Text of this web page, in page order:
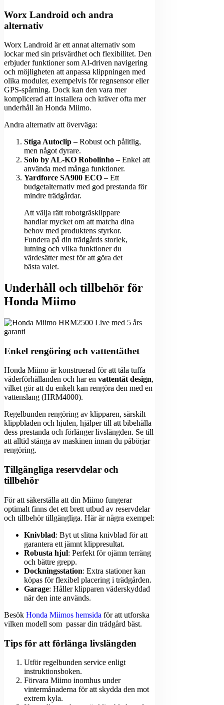
Worx Landroid och andra
alternativ
Worx Landroid är ett annat alternativ som
lockar med sin prisvärdhet och flexibilitet. Den
erbjuder funktioner som AI-driven navigering
och möjligheten att anpassa klippningen med
olika moduler, exempelvis för regnsensor eller
GPS-spårning. Dock kan den vara mer
komplicerad att installera och kräver ofta mer
underhåll än Honda Miimo.
Andra alternativ att överväga:
Stiga Autoclip – Robust och pålitlig,
men något dyrare.
Solo by AL-KO Robolinho – Enkel att
använda med många funktioner.
Yardforce SA900 ECO – Ett
budgetalternativ med god prestanda för
mindre trädgårdar.
Att välja rätt robotgräsklippare
handlar mycket om att matcha dina
behov med produktens styrkor.
Fundera på din trädgårds storlek,
lutning och vilka funktioner du
värdesätter mest för att göra det
bästa valet.
Underhåll och tillbehör för
Honda Miimo
Enkel rengöring och vattentäthet
Honda Miimo är konstruerad för att tåla tuffa
väderförhållanden och har en vattentät design,
vilket gör att du enkelt kan rengöra den med en
vattenslang (HRM4000).
Regelbunden rengöring av klipparen, särskilt
klippbladen och hjulen, hjälper till att bibehålla
dess prestanda och förlänger livslängden. Se till
att alltid stänga av maskinen innan du påbörjar
rengöring.
Tillgängliga reservdelar och
tillbehör
För att säkerställa att din Miimo fungerar
optimalt finns det ett brett utbud av reservdelar
och tillbehör tillgängliga. Här är några exempel:
Knivblad: Byt ut slitna knivblad för att
garantera ett jämnt klippresultat.
Robusta hjul: Perfekt för ojämn terräng
och bättre grepp.
Dockningsstation: Extra stationer kan
köpas för flexibel placering i trädgården.
Garage: Håller klipparen väderskyddad
när den inte används.
Besök Honda Miimos hemsida för att utforska
vilken modell som passar din trädgård bäst.
Tips för att förlänga livslängden
Utför regelbunden service enligt
instruktionsboken.
Förvara Miimo inomhus under
vintermånaderna för att skydda den mot
extrem kyla.